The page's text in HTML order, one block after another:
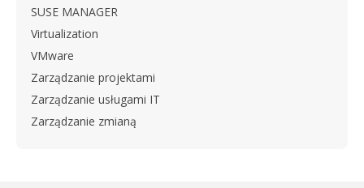
SUSE MANAGER
Virtualization
VMware
Zarządzanie projektami
Zarządzanie usługami IT
Zarządzanie zmianą